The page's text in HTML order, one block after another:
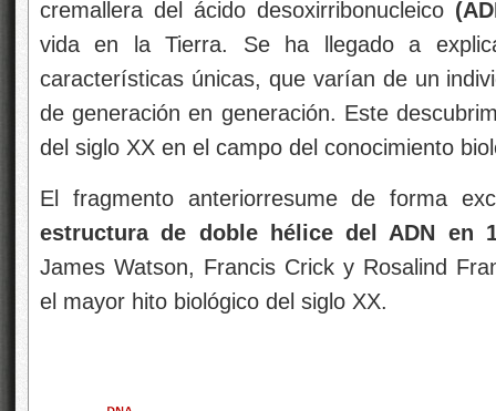
cremallera del ácido desoxirribonucleico
vida en la Tierra. Se ha llegado a
características únicas, que varían de un
de generación en generación. Este
del siglo XX en el campo del conocimiento
El fragmento anteriorresume de forma
estructura de doble hélice del ADN en
James Watson, Francis Crick y Rosalind
el mayor hito biológico del siglo XX.